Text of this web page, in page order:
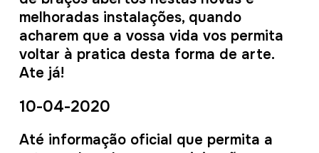
melhoradas instalações, quando
acharem que a vossa vida vos permita
voltar à pratica desta forma de arte.
Ate já!
10-04-2020
Até informação oficial que permita a